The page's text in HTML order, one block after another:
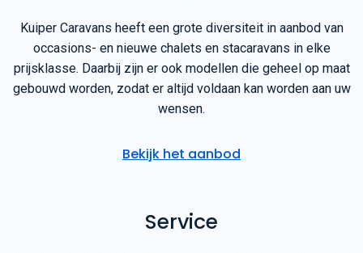
Kuiper Caravans heeft een grote diversiteit in aanbod van
occasions- en nieuwe chalets en stacaravans in elke
prijsklasse. Daarbij zijn er ook modellen die geheel op maat
gebouwd worden, zodat er altijd voldaan kan worden aan uw
wensen.
Bekijk het aanbod
Service